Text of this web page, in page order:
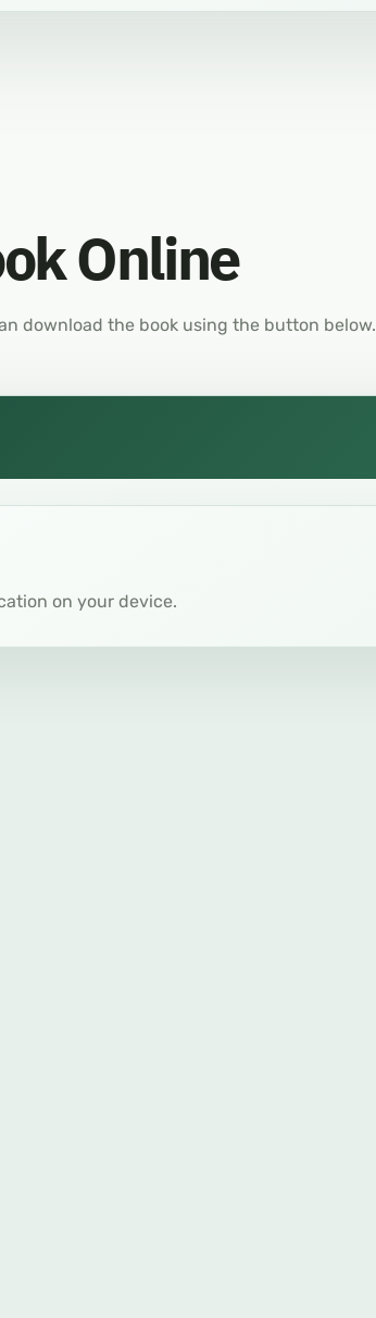
Online
download the book using the button below.
on your device.